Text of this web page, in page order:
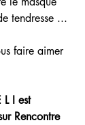
tendresse ...
faire aimer
I est
Rencontre